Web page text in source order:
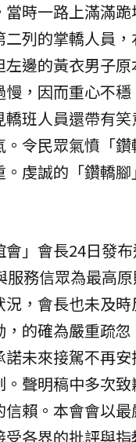
時一路上滿滿
列的掌轎人員
邊的黃衣男子
，因而重心不
班人員還帶有
令民眾氣憤「鑽
虔誠的「鑽轎
」會長24日發
務信眾為最高
，會長也未及
的確為嚴重疏
未來接駕不再
聲明稿中多次
賴。本會會以
各界的批評與指